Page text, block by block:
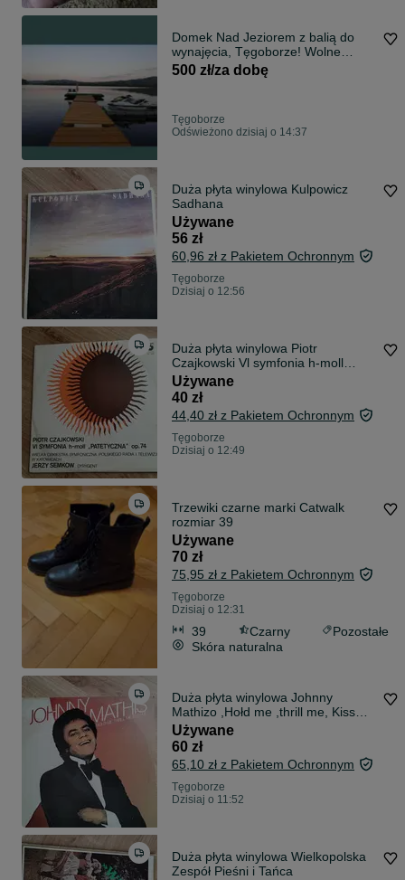
Domek Nad Jeziorem z balią do
wynajęcia, Tęgoborze! Wolne
terminy!
500 zł/za dobę
Tęgoborze
Odświeżono dzisiaj o 14:37
Duża płyta winylowa Kulpowicz
Sadhana
Używane
56 zł
60,96 zł z Pakietem Ochronnym
Tęgoborze
Dzisiaj o 12:56
Duża płyta winylowa Piotr
Czajkowski Vl symfonia h-moll
patetyczna
Używane
40 zł
44,40 zł z Pakietem Ochronnym
Tęgoborze
Dzisiaj o 12:49
Trzewiki czarne marki Catwalk
rozmiar 39
Używane
70 zł
75,95 zł z Pakietem Ochronnym
Tęgoborze
Dzisiaj o 12:31
39 Czarny
Pozostałe
Skóra naturalna
Duża płyta winylowa Johnny
Mathizo ,Hołd me ,thrill me, Kiss
me
Używane
60 zł
65,10 zł z Pakietem Ochronnym
Tęgoborze
Dzisiaj o 11:52
Duża płyta winylowa Wielkopolska
Zespół Pieśni i Tańca